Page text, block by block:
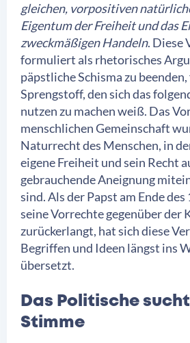
gleichen, vorpositiven
Eigentum der Freiheit und das
zweckmäßigen Handeln. Diese
formuliert als rhetorisches
päpstliche Schisma zu
Sprengstoff, den sich das
nutzen zu machen weiß. Das
menschlichen Gemeinschaft
Naturrecht des Menschen, in
eigene Freiheit und sein Recht
gebrauchende Aneignung
sind. Als der Papst am Ende
seine Vorrechte gegenüber der
zurückerlangt, hat sich diese
Begriffen und Ideen längst ins
übersetzt.
Das Politische
Stimme